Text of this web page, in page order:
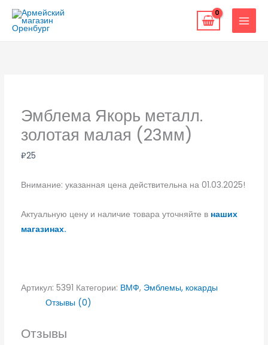
Перейти
содержимому
Эмблема Якорь металл.
золотая малая (23мм)
₽25
Внимание: указанная цена действительна на 01.03.2025!
Актуальную цену и наличие товара уточняйте в наших
магазинах.
Артикул: 5391 Категории: ВМФ, Эмблемы, кокарды
Отзывы (0)
Отзывы